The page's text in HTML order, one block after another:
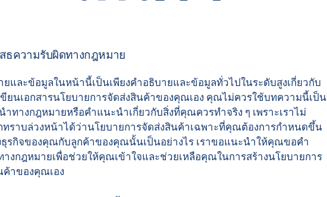
ธความรับผิดทางกฎหมาย
ยและข้อมูลในหน้านี้เป็นเพียงคำอธิบายและข้อมูลทั่วไปในระดับสูงเกี่ยวกับ
ขียนเอกสารนโยบายการจัดส่งสินค้าของคุณเอง คุณไม่ควรใช้บทความนี้เป็น
ำทางกฎหมายหรือคำแนะนำเกี่ยวกับสิ่งที่คุณควรทำจริง ๆ เพราะเราไม่
ทราบล่วงหน้าได้ว่านโยบายการจัดส่งสินค้าเฉพาะที่คุณต้องการกำหนดขึ้น
ธุรกิจของคุณกับลูกค้าของคุณนั้นเป็นอย่างไร เราขอแนะนำให้คุณขอคำ
างกฎหมายเพื่อช่วยให้คุณเข้าใจและช่วยเหลือคุณในการสร้างนโยบายการ
ค้าของคุณเอง